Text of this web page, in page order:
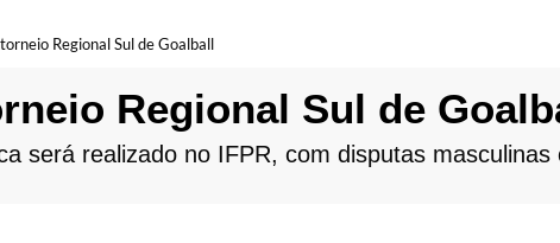
Regional Sul de Goalball
Regional Sul de
será realizado no IFPR, com disputas masculinas